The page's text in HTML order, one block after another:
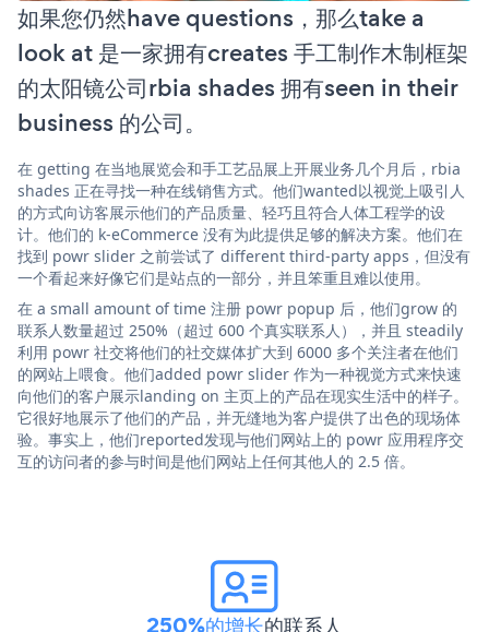
如果您仍然have questions，那么take a
look at 是一家拥有creates 手工制作木制框架
的太阳镜公司rbia shades 拥有seen in their
business 的公司。
在 getting 在当地展览会和手工艺品展上开展业务几个月后，rbia
shades 正在寻找一种在线销售方式。他们wanted以视觉上吸引人
的方式向访客展示他们的产品质量、轻巧且符合人体工程学的设
计。他们的 k-eCommerce 没有为此提供足够的解决方案。他们在
找到 powr slider 之前尝试了 different third-party apps，但没有
一个看起来好像它们是站点的一部分，并且笨重且难以使用。
在 a small amount of time 注册 powr popup 后，他们grow 的
联系人数量超过 250%（超过 600 个真实联系人），并且 steadily
利用 powr 社交将他们的社交媒体扩大到 6000 多个关注者在他们
的网站上喂食。他们added powr slider 作为一种视觉方式来快速
向他们的客户展示landing on 主页上的产品在现实生活中的样子。
它很好地展示了他们的产品，并无缝地为客户提供了出色的现场体
验。事实上，他们reported发现与他们网站上的 powr 应用程序交
互的访问者的参与时间是他们网站上任何其他人的 2.5 倍。
250%的增长的联系人